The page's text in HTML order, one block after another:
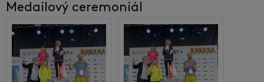
Medailový ceremoniál